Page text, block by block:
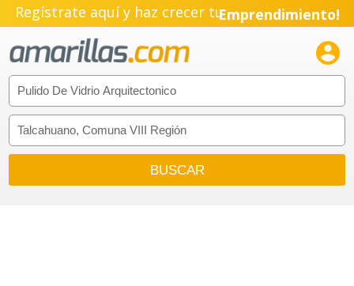
Regístrate aquí y haz crecer tuEmprendimiento!
